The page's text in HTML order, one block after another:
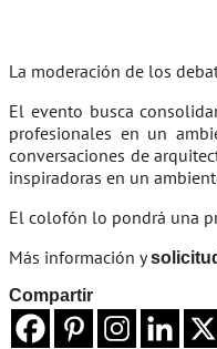
La moderación de los
El evento busca
profesionales en un
conversaciones de
inspiradoras en un
El colofón lo pondrá una
Más información y
Compartir